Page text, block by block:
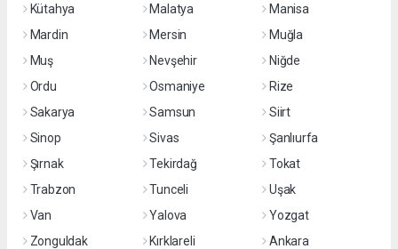
Kütahya
Malatya
Manisa
Mardin
Mersin
Muğla
Muş
Nevşehir
Niğde
Ordu
Osmaniye
Rize
Sakarya
Samsun
Siirt
Sinop
Sivas
Şanlıurfa
Şırnak
Tekirdağ
Tokat
Trabzon
Tunceli
Uşak
Van
Yalova
Yozgat
Zonguldak
Kırklareli Ankara